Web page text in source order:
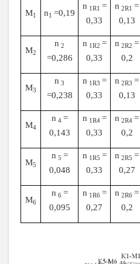
М1 n1 =0,19
n 1R1 =
0,33
n 2R1 =
0,13
М2
n 2
=0,286
n 1R2 =
0,33
n 2R2 =
0,2
М3
n 3
=0,238
n 1R3 =
0,33
n 2R3 =
0,13
М4
n 4 =
0,143
n 1R4 =
0,33
n 2R4 =
0,2
М5
n 5 =
0,048
n 1R5 =
0,33
n 2R5 =
0,27
М6
n 6 =
0,095
n 1R6 =
0,27
n 2R6 =
0,2